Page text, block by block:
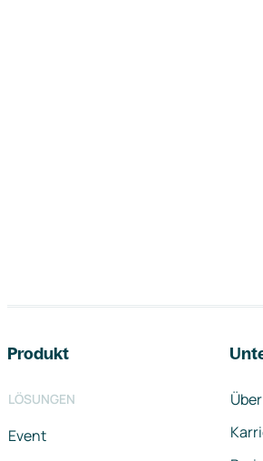
Produkt
LÖSUNGEN
Event